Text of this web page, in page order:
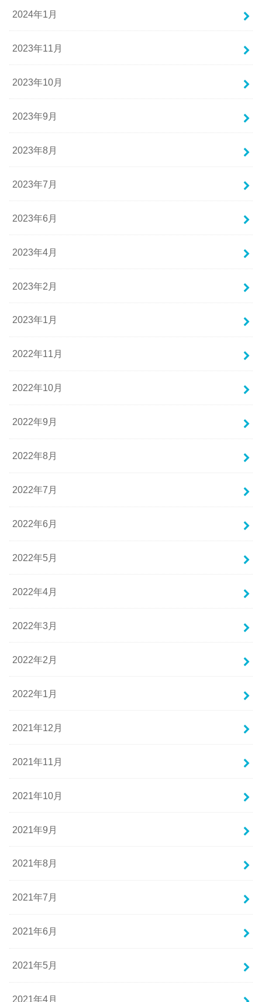
2024年1月
2023年11月
2023年10月
2023年9月
2023年8月
2023年7月
2023年6月
2023年4月
2023年2月
2023年1月
2022年11月
2022年10月
2022年9月
2022年8月
2022年7月
2022年6月
2022年5月
2022年4月
2022年3月
2022年2月
2022年1月
2021年12月
2021年11月
2021年10月
2021年9月
2021年8月
2021年7月
2021年6月
2021年5月
2021年4月